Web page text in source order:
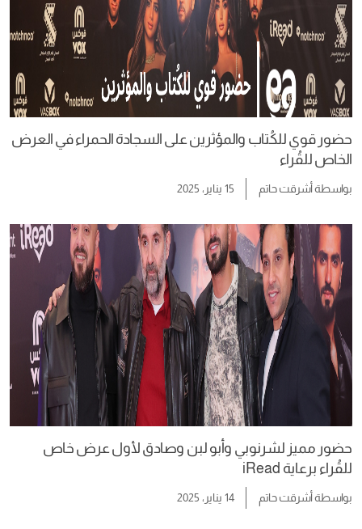
حضور قوي للكُتاب والمؤثرين على السجادة الحمراء في العرض
الخاص للقُراء
بواسطةأشرقت حاتم 15 يناير، 2025
حضور مميز لشرنوبي وأبو لبن وصادق لأول عرض خاص
للقُراء برعاية iRead
بواسطةأشرقت حاتم 14 يناير، 2025